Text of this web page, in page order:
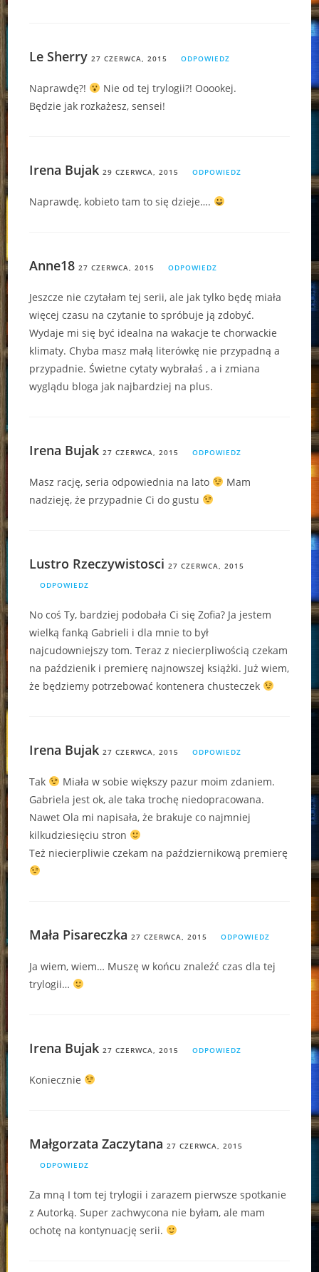
Le Sherry 27 CZERWCA, 2015 ODPOWIEDZ
Naprawdę?!
Nie od tej trylogii?! Ooookej.
Będzie jak rozkażesz, sensei!
Irena Bujak 29 CZERWCA, 2015 ODPOWIEDZ
Naprawdę, kobieto tam to się dzieje….
Anne18 27 CZERWCA, 2015 ODPOWIEDZ
Jeszcze nie czytałam tej serii, ale jak tylko będę miała
więcej czasu na czytanie to spróbuje ją zdobyć.
Wydaje mi się być idealna na wakacje te chorwackie
klimaty. Chyba masz małą literówkę nie przypadną a
przypadnie. Świetne cytaty wybrałaś , a i zmiana
wyglądu bloga jak najbardziej na plus.
Irena Bujak 27 CZERWCA, 2015 ODPOWIEDZ
Masz rację, seria odpowiednia na lato
Mam
nadzieję, że przypadnie Ci do gustu
Lustro Rzeczywistosci 27 CZERWCA, 2015
ODPOWIEDZ
No coś Ty, bardziej podobała Ci się Zofia? Ja jestem
wielką fanką Gabrieli i dla mnie to był
najcudowniejszy tom. Teraz z niecierpliwością czekam
na paździenik i premierę najnowszej książki. Już wiem,
że będziemy potrzebować kontenera chusteczek
Irena Bujak 27 CZERWCA, 2015 ODPOWIEDZ
Tak
Miała w sobie większy pazur moim zdaniem.
Gabriela jest ok, ale taka trochę niedopracowana.
Nawet Ola mi napisała, że brakuje co najmniej
kilkudziesięciu stron
Też niecierpliwie czekam na październikową premierę
Mała Pisareczka 27 CZERWCA, 2015 ODPOWIEDZ
Ja wiem, wiem… Muszę w końcu znaleźć czas dla tej
trylogii…
Irena Bujak 27 CZERWCA, 2015 ODPOWIEDZ
Koniecznie
Małgorzata Zaczytana 27 CZERWCA, 2015
ODPOWIEDZ
Za mną I tom tej trylogii i zarazem pierwsze spotkanie
z Autorką. Super zachwycona nie byłam, ale mam
ochotę na kontynuację serii.